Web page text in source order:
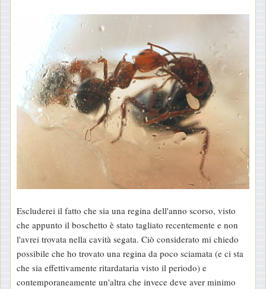
Escluderei il fatto che sia una regina dell'anno scorso, visto
che appunto il boschetto è stato tagliato recentemente e non
l'avrei trovata nella cavità segata. Ciò considerato mi chiedo
possibile che ho trovato una regina da poco sciamata (e ci sta
che sia effettivamente ritardataria visto il periodo) e
contemporaneamente un'altra che invece deve aver minimo